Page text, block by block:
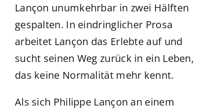
Lançon unumkehrbar in zwei Hälften
gespalten. In eindringlicher Prosa
arbeitet Lançon das Erlebte auf und
sucht seinen Weg zurück in ein Leben,
das keine Normalität mehr kennt.
Als sich Philippe Lançon an einem